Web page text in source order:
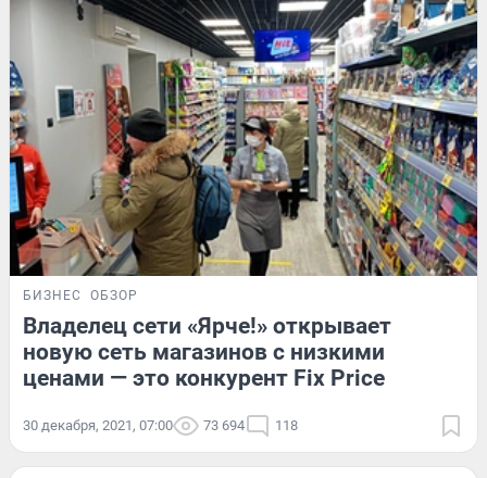
БИЗНЕС ОБЗОР
Владелец сети «Ярче!» открывает
новую сеть магазинов с низкими
ценами — это конкурент Fix Price
30 декабря, 2021, 07:00 73 694 118